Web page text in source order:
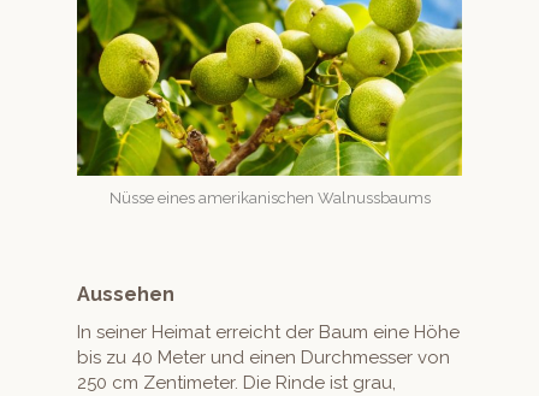
Nüsse eines amerikanis­chen Walnussbaums
Aussehen
In sein­er Heimat erre­icht der Baum eine Höhe
bis zu 40 Meter und einen Durchmess­er von
250 cm Zen­time­ter. Die Rinde ist grau,